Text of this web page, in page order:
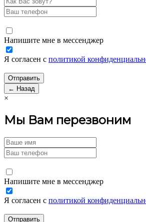
Напишите мне в мессенджер
Я согласен с политикой
← Назад
×
Мы Вам перезвоним
Напишите мне в мессенджер
Я согласен с политикой